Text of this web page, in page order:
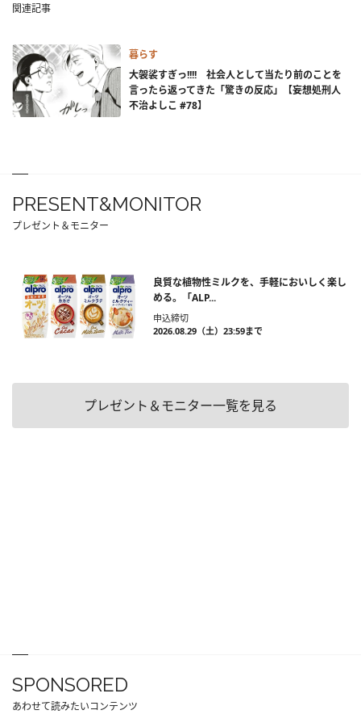
関連記事
暮らす
大袈裟すぎっ!!!! 社会人として当たり前のことを
言ったら返ってきた「驚きの反応」【妄想処刑人
不治よしこ #78】
PRESENT&MONITOR
プレゼント＆モニター
良質な植物性ミルクを、手軽においしく楽し
める。「ALP...
申込締切
2026.08.29（土）23:59まで
プレゼント＆モニター一覧を見る
SPONSORED
あわせて読みたいコンテンツ